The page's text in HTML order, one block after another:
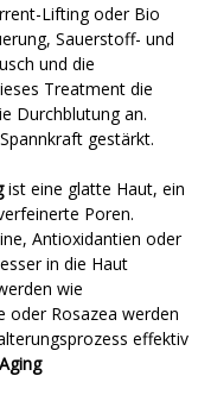
Lifting oder Bio
Sauerstoff- und
und die
Treatment die
Durchblutung an.
gestärkt.
ist eine glatte Haut, ein
Poren.
Antioxidantien oder
in die Haut
wie
oder Rosazea werden
effektiv